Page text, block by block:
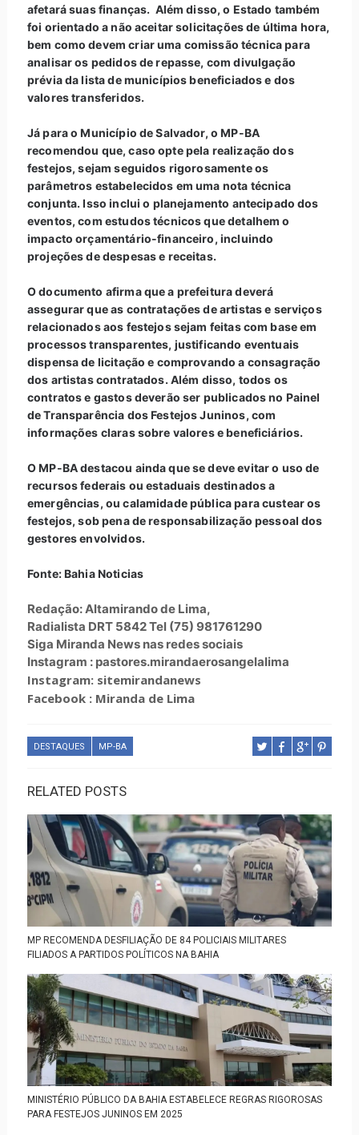
afetará suas finanças. Além disso, o Estado também
foi orientado a não aceitar solicitações de última hora,
bem como devem criar uma comissão técnica para
analisar os pedidos de repasse, com divulgação
prévia da lista de municípios beneficiados e dos
valores transferidos.
Já para o Município de Salvador, o MP-BA
recomendou que, caso opte pela realização dos
festejos, sejam seguidos rigorosamente os
parâmetros estabelecidos em uma nota técnica
conjunta. Isso inclui o planejamento antecipado dos
eventos, com estudos técnicos que detalhem o
impacto orçamentário-financeiro, incluindo
projeções de despesas e receitas.
O documento afirma que a prefeitura deverá
assegurar que as contratações de artistas e serviços
relacionados aos festejos sejam feitas com base em
processos transparentes, justificando eventuais
dispensa de licitação e comprovando a consagração
dos artistas contratados. Além disso, todos os
contratos e gastos deverão ser publicados no Painel
de Transparência dos Festejos Juninos, com
informações claras sobre valores e beneficiários.
O MP-BA destacou ainda que se deve evitar o uso de
recursos federais ou estaduais destinados a
emergências, ou calamidade pública para custear os
festejos, sob pena de responsabilização pessoal dos
gestores envolvidos.
Fonte: Bahia Noticias
Redação: Altamirando de Lima,
Radialista DRT 5842 Tel (75) 981761290
Siga Miranda News nas redes sociais
Instagram : pastores.mirandaerosangelalima
Instagram: sitemirandanews
Facebook : Miranda de Lima
DESTAQUES MP-BA
RELATED POSTS
MP RECOMENDA DESFILIAÇÃO DE 84 POLICIAIS MILITARES
FILIADOS A PARTIDOS POLÍTICOS NA BAHIA
MINISTÉRIO PÚBLICO DA BAHIA ESTABELECE REGRAS RIGOROSAS
PARA FESTEJOS JUNINOS EM 2025